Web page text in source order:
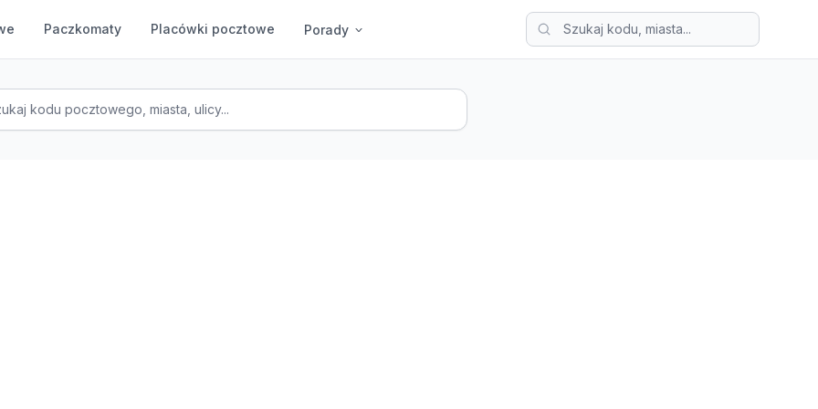
Paczkomaty Placówki pocztowe Porady